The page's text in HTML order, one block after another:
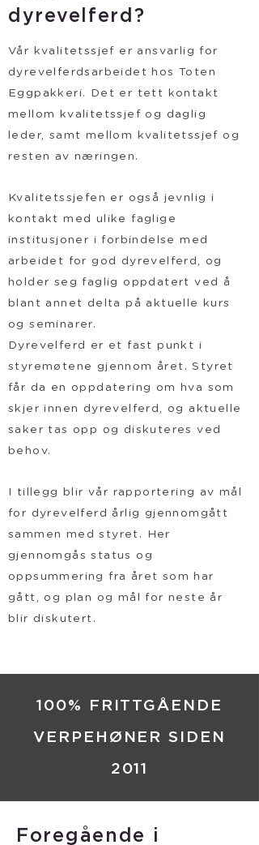
dyrevelferd?
Vår kvalitetssjef er ansvarlig for
dyrevelferdsarbeidet hos Toten
Eggpakkeri. Det er tett kontakt
mellom kvalitetssjef og daglig
leder, samt mellom kvalitetssjef og
resten av næringen.
Kvalitetssjefen er også jevnlig i
kontakt med ulike faglige
institusjoner i forbindelse med
arbeidet for god dyrevelferd, og
holder seg faglig oppdatert ved å
blant annet delta på aktuelle kurs
og seminarer.
Dyrevelferd er et fast punkt i
styremøtene gjennom året. Styret
får da en oppdatering om hva som
skjer innen dyrevelferd, og aktuelle
saker tas opp og diskuteres ved
behov.
I tillegg blir vår rapportering av mål
for dyrevelferd årlig gjennomgått
sammen med styret. Her
gjennomgås status og
oppsummering fra året som har
gått, og plan og mål for neste år
blir diskutert.
100% FRITTGÅENDE
VERPEHØNER SIDEN
2011
Foregående i